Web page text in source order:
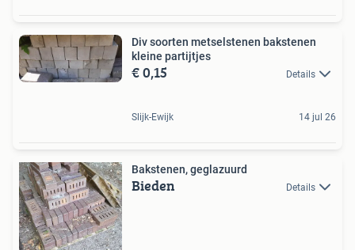
Div soorten metselstenen bakstenen
kleine partijtjes
€ 0,15 Details
Slijk-Ewijk 14 jul 26
Bakstenen, geglazuurd
Bieden Details